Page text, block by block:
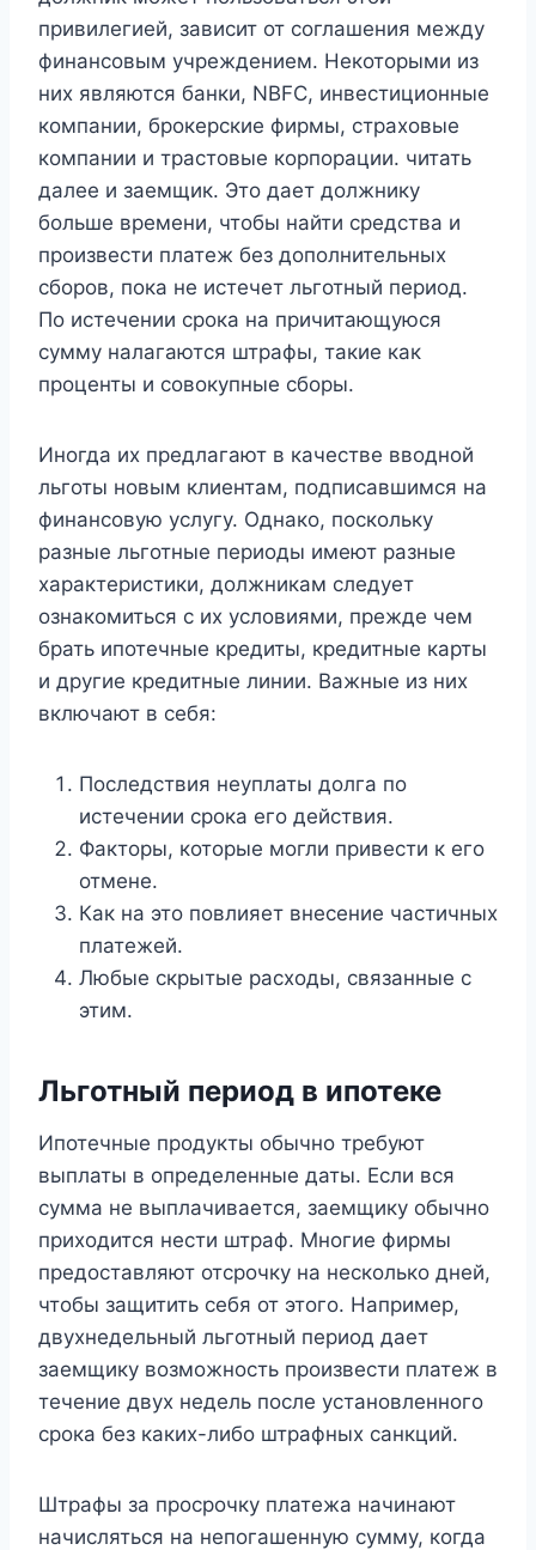
привилегией, зависит от соглашения между
финансовым учреждением. Некоторыми из
них являются банки, NBFC, инвестиционные
компании, брокерские фирмы, страховые
компании и трастовые корпорации. читать
далее и заемщик. Это дает должнику
больше времени, чтобы найти средства и
произвести платеж без дополнительных
сборов, пока не истечет льготный период.
По истечении срока на причитающуюся
сумму налагаются штрафы, такие как
проценты и совокупные сборы.
Иногда их предлагают в качестве вводной
льготы новым клиентам, подписавшимся на
финансовую услугу. Однако, поскольку
разные льготные периоды имеют разные
характеристики, должникам следует
ознакомиться с их условиями, прежде чем
брать ипотечные кредиты, кредитные карты
и другие кредитные линии. Важные из них
включают в себя:
Последствия неуплаты долга по
истечении срока его действия.
Факторы, которые могли привести к его
отмене.
Как на это повлияет внесение частичных
платежей.
Любые скрытые расходы, связанные с
этим.
Льготный период в ипотеке
Ипотечные продукты обычно требуют
выплаты в определенные даты. Если вся
сумма не выплачивается, заемщику обычно
приходится нести штраф. Многие фирмы
предоставляют отсрочку на несколько дней,
чтобы защитить себя от этого. Например,
двухнедельный льготный период дает
заемщику возможность произвести платеж в
течение двух недель после установленного
срока без каких-либо штрафных санкций.
Штрафы за просрочку платежа начинают
начисляться на непогашенную сумму, когда